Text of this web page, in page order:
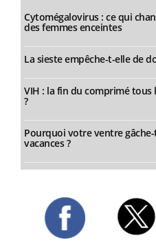
Cytomégalovirus : ce qui
des femmes enceintes
La sieste empêche-t-elle de
VIH : la fin du comprimé
?
Pourquoi votre ventre
vacances ?